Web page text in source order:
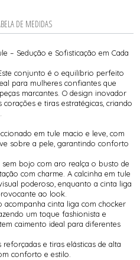
DE MEDIDAS
– Sedução e Sofisticação em Cada
conjunto é o equilíbrio perfeito
para mulheres confiantes que
marcantes. O design inovador
e tiras estratégicas, criando
em tule macio e leve, com
sobre a pele, garantindo conforto
bojo com aro realça o busto de
com charme. A calcinha em tule
poderoso, enquanto a cinta liga
ao look.
cinta liga com chocker
um toque fashionista e
caimento ideal para diferentes
e tiras elásticas de alta
conforto e estilo.